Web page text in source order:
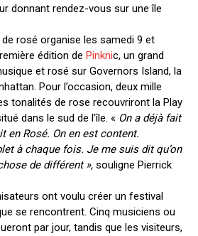
donnant rendez-vous sur une île
rosé organise les samedi 9 et
édition de Pinknic, un grand
et rosé sur Governors Island, la
Pour l’occasion, deux mille
tonalités de rose recouvriront la Play
dans le sud de l’île. « On a déjà fait
en Rosé. On en est content.
à chaque fois. Je me suis dit qu’on
de différent », souligne Pierrick
ont voulu créer un festival
se rencontrent. Cinq musiciens ou
par jour, tandis que les visiteurs,